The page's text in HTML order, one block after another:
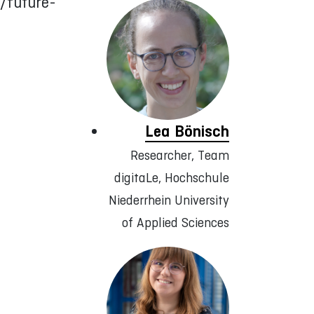
Lea Bönisch
Researcher, Team
digitaLe, Hochschule
Niederrhein University
of Applied Sciences